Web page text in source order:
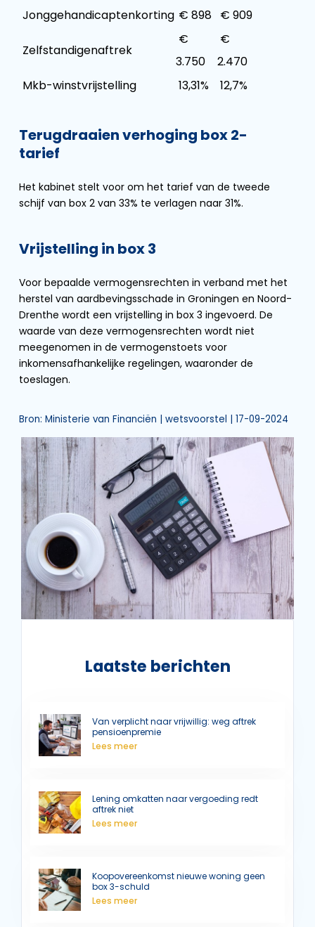
Jonggehandicaptenkorting € 898 € 909
Zelfstandigenaftrek
€
3.750
€
2.470
Mkb-winstvrijstelling
13,31% 12,7%
Terugdraaien verhoging box 2-
tarief
Het kabinet stelt voor om het tarief van de tweede
schijf van box 2 van 33% te verlagen naar 31%.
Vrijstelling in box 3
Voor bepaalde vermogensrechten in verband met het
herstel van aardbevingsschade in Groningen en Noord-
Drenthe wordt een vrijstelling in box 3 ingevoerd. De
waarde van deze vermogensrechten wordt niet
meegenomen in de vermogenstoets voor
inkomensafhankelijke regelingen, waaronder de
toeslagen.
Bron: Ministerie van Financiën | wetsvoorstel | 17-09-2024
Laatste berichten
Van verplicht naar vrijwillig: weg aftrek
pensioenpremie
Lees meer
Lening omkatten naar vergoeding redt
aftrek niet
Lees meer
Koopovereenkomst nieuwe woning geen
box 3-schuld
Lees meer